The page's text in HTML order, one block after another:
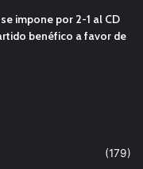
impone por 2-1 al CD
benéfico a favor de
(179)